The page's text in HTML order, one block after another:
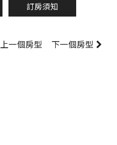
訂房須知
上一個房型 下一個房型